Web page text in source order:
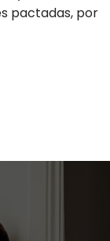
pactadas, por